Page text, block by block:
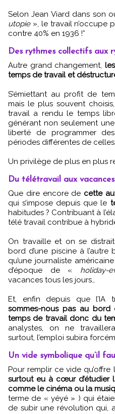
Selon Jean Viard dans son
utopie», le travail n’occupe
contre 40% en 1936 !*
Des rythmes collectifs aux
Autre grand changement,
temps de travail et
S’émiettant au profit de
mais le plus souvent
travail a rendu le temps
générant non seulement
liberté de programmer
périodes différentes de
Un privilège de plus en plus
Du télétravail aux
Que dire encore de cette
qui s’impose depuis que le
habitudes ? Contribuant à
télé travail contribue à
On travaille et on se
bord d’une piscine à
qu’une journaliste
d’époque de « holiday-
vacances tous les jours…
Et, enfin depuis que l’IA
sommes-nous pas au bord
temps de travail donc du
analystes, on ne
surtout, l’emploi subira
Un vide symbolique qu’il
Pour remplir ce vide
surtout eu à cœur d’étudier
comme le cinéma ou la
terme de « yéyé » ) qui
de subir une révolution qui,